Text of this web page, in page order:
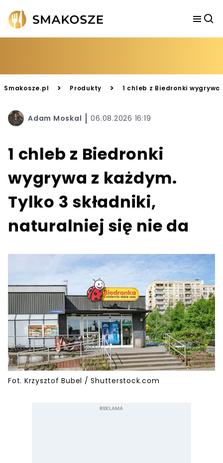
Smakosze.pl > Produkty > 1 chleb z Biedronki
Adam Moskal 06.08.2026 16:19
1 chleb z Biedronki
wygrywa z każdym.
Tylko 3 składniki,
naturalniej się nie da
Fot. Krzysztof Bubel / Shutterstock.com